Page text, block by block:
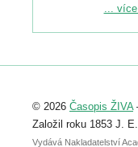
Podrobnější
Registrovat se
abstraktu
posteru je už 30.
...
© 2026 Časopis ŽIVA
Založil roku 1853 J.
Vydává Nakladatelství